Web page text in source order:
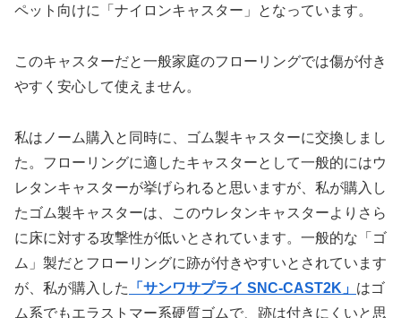
ペット向けに「ナイロンキャスター」となっています。
このキャスターだと一般家庭のフローリングでは傷が付き
やすく安心して使えません。
私はノーム購入と同時に、ゴム製キャスターに交換しまし
た。フローリングに適したキャスターとして一般的にはウ
レタンキャスターが挙げられると思いますが、私が購入し
たゴム製キャスターは、このウレタンキャスターよりさら
に床に対する攻撃性が低いとされています。一般的な「ゴ
ム」製だとフローリングに跡が付きやすいとされています
が、私が購入した
「サンワサプライ SNC-CAST2K」 はゴ
ム系でもエラストマー系硬質ゴムで、跡は付きにくいと思